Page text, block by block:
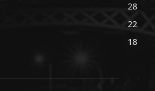
28
22
18